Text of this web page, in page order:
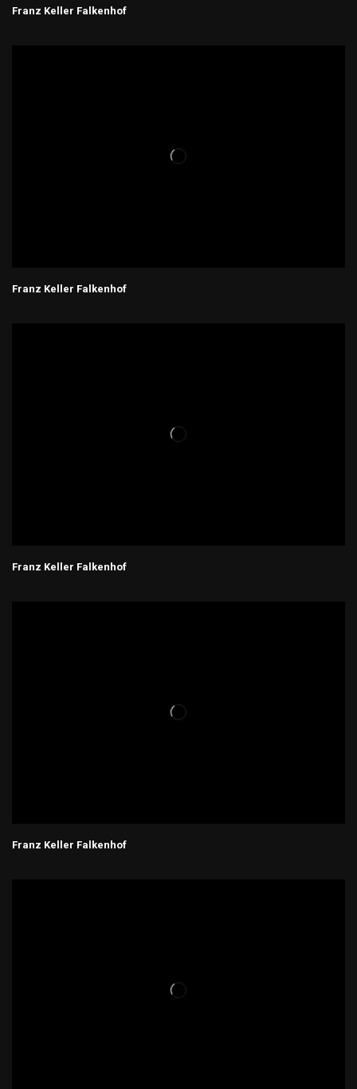
Franz Keller Falkenhof
Franz Keller Falkenhof
Franz Keller Falkenhof
Franz Keller Falkenhof